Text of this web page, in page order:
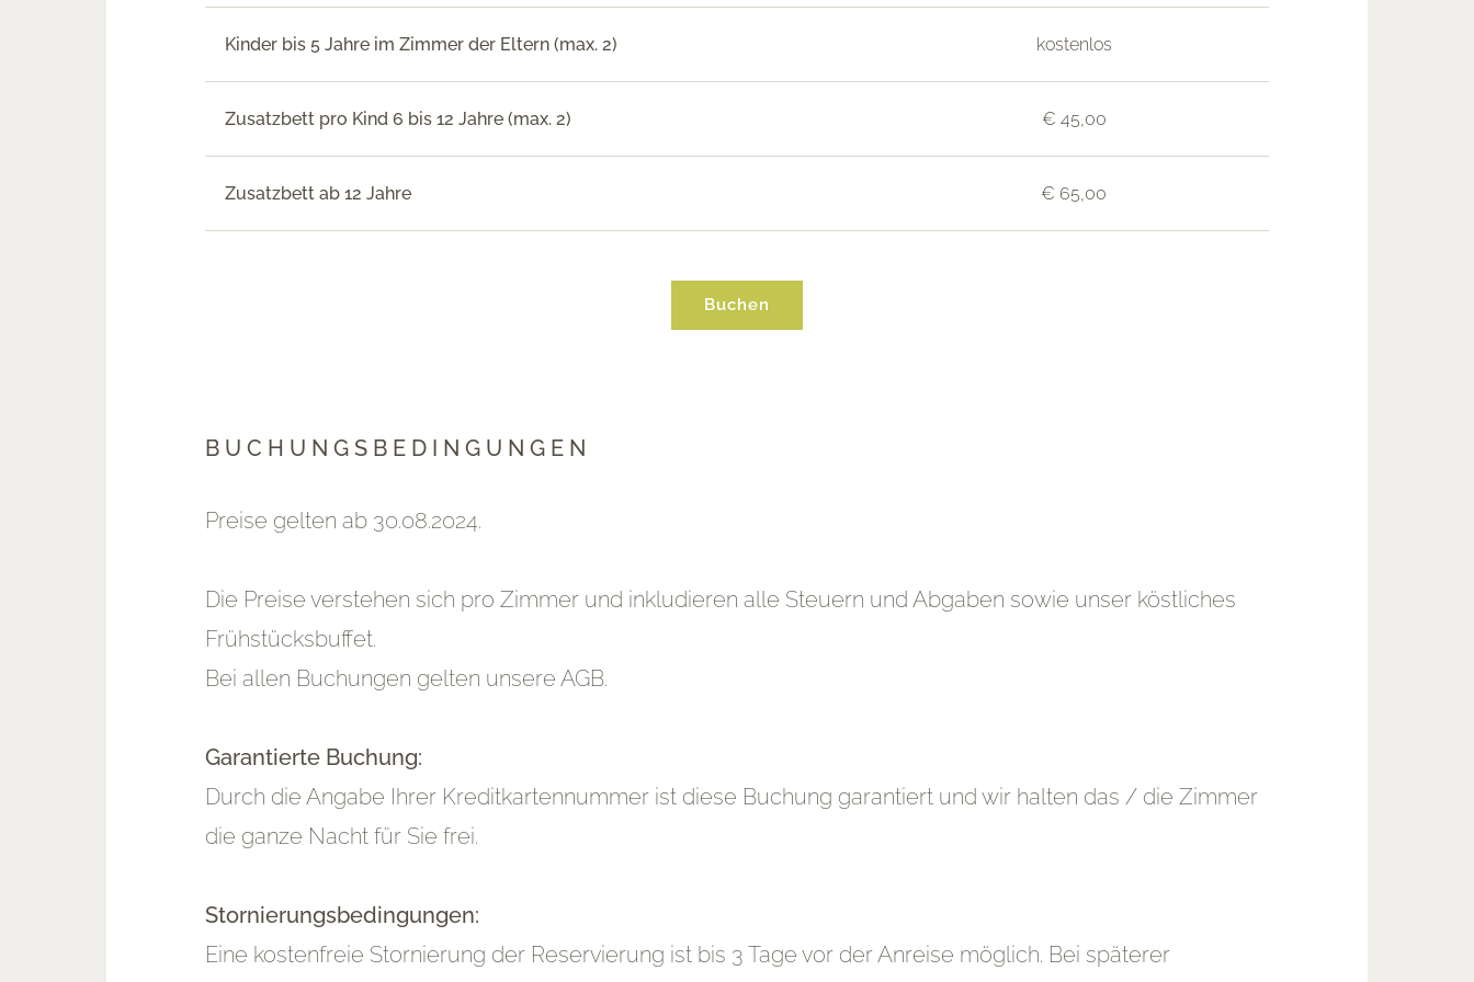
Kinder bis 5 Jahre im Zimmer der Eltern (max. 2) kostenlos
Zusatzbett pro Kind 6 bis 12 Jahre (max. 2) € 45,00
Zusatzbett ab 12 Jahre € 65,00
Buchen
BUCHUNGSBEDINGUNGEN
Preise gelten ab 30.08.2024.
Die Preise verstehen sich pro Zimmer und inkludieren alle Steuern und Abgaben sowie unser köstliches
Frühstücksbuffet.
Bei allen Buchungen gelten unsere AGB.
Garantierte Buchung:
Durch die Angabe Ihrer Kreditkartennummer ist diese Buchung garantiert und wir halten das / die Zimmer
die ganze Nacht für Sie frei.
Stornierungsbedingungen:
Eine kostenfreie Stornierung der Reservierung ist bis 3 Tage vor der Anreise möglich. Bei späterer